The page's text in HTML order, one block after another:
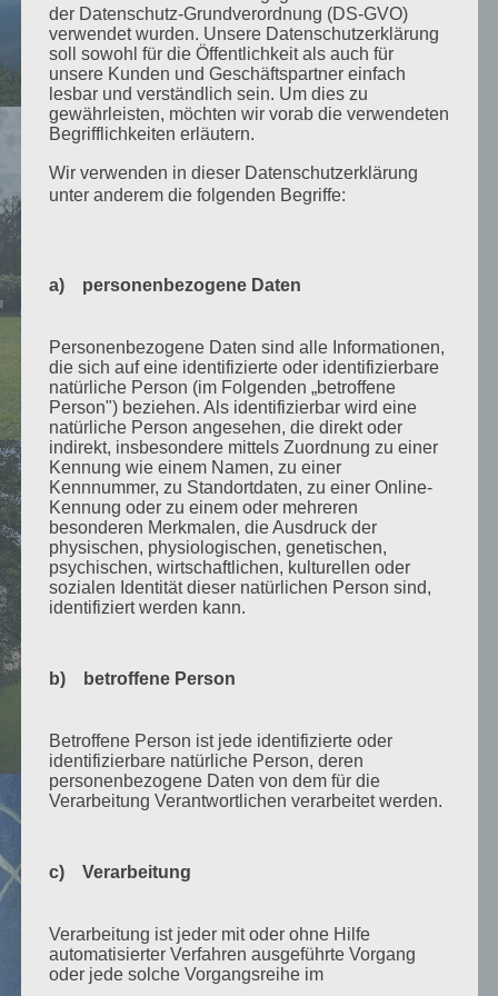
der Datenschutz-Grundverordnung (DS-GVO)
verwendet wurden. Unsere Datenschutzerklärung
soll sowohl für die Öffentlichkeit als auch für
unsere Kunden und Geschäftspartner einfach
lesbar und verständlich sein. Um dies zu
gewährleisten, möchten wir vorab die verwendeten
Begrifflichkeiten erläutern.
Wir verwenden in dieser Datenschutzerklärung
unter anderem die folgenden Begriffe:
a) personenbezogene Daten
Personenbezogene Daten sind alle Informationen,
die sich auf eine identifizierte oder identifizierbare
natürliche Person (im Folgenden „betroffene
Person") beziehen. Als identifizierbar wird eine
natürliche Person angesehen, die direkt oder
indirekt, insbesondere mittels Zuordnung zu einer
Kennung wie einem Namen, zu einer
Kennnummer, zu Standortdaten, zu einer Online-
Kennung oder zu einem oder mehreren
besonderen Merkmalen, die Ausdruck der
physischen, physiologischen, genetischen,
psychischen, wirtschaftlichen, kulturellen oder
sozialen Identität dieser natürlichen Person sind,
identifiziert werden kann.
b) betroffene Person
Betroffene Person ist jede identifizierte oder
identifizierbare natürliche Person, deren
personenbezogene Daten von dem für die
Verarbeitung Verantwortlichen verarbeitet werden.
c) Verarbeitung
Verarbeitung ist jeder mit oder ohne Hilfe
automatisierter Verfahren ausgeführte Vorgang
oder jede solche Vorgangsreihe im